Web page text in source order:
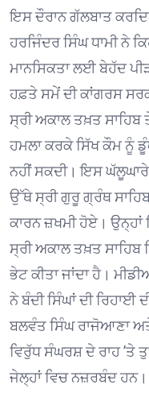
ਇਸ ਦੌਰਾਨ ਗੱਲਬਾਤ
ਹਰਜਿੰਦਰ ਸਿੰਘ ਧਾਮੀ ਨੇ
ਮਾਨਸਿਕਤਾ ਲਈ ਬੇਹੱਦ
ਹਫ਼ਤੇ ਸਮੇਂ ਦੀ ਕਾਂਗਰਸ
ਸ੍ਰੀ ਅਕਾਲ ਤਖ਼ਤ ਸਾਹਿਬ
ਹਮਲਾ ਕਰਕੇ ਸਿੱਖ ਕੌਮ ਨੂੰ
ਨਹੀਂ ਸਕਦੀ। ਇਸ
ਉੱਥੇ ਸ੍ਰੀ ਗੁਰੂ ਗ੍ਰੰਥ
ਕਾਰਨ ਜ਼ਖਮੀ ਹੋਏ। ਉਨ੍ਹਾਂ
ਸ੍ਰੀ ਅਕਾਲ ਤਖ਼ਤ ਸਾਹਿਬ
ਭੇਟ ਕੀਤਾ ਜਾਂਦਾ ਹੈ।
ਨੇ ਬੰਦੀ ਸਿੰਘਾਂ ਦੀ ਰਿਹਾਈ
ਬਲਵੰਤ ਸਿੰਘ ਰਾਜੋਆਣਾ
ਵਿਰੁੱਧ ਸੰਘਰਸ਼ ਦੇ ਰਾਹ ’ਤੇ
ਜੇਲ੍ਹਾਂ ਵਿਚ ਨਜ਼ਰਬੰਦ